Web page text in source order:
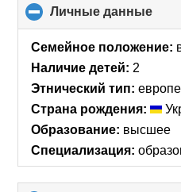
Личные данные
to
Семейное положение:
Наличие детей: 2
Этнический тип:
Страна рождения:
Образование: высшее
Специализация: